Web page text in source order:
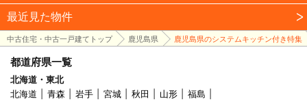
最近見た物件
中古住宅・中古一戸建てトップ 鹿児島県 鹿児島県のシステムキッチン付き特集
都道府県一覧
北海道・東北
北海道
青森 岩手 宮城 秋田 山形
福島